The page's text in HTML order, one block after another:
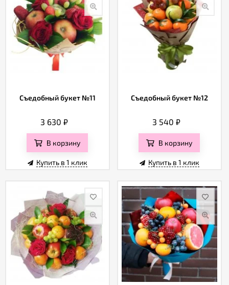
Вопрос-
ответ
Публичная
конфиденциальности
Съедобный букет №11
3 630₽
В корзину
Купить в 1 клик
Съедобный букет №12
3 540 ₽
В корзину
Купить в 1 клик